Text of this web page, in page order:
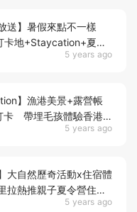
5 years ago
送】暑假來點不一樣
卡地+Staycation+夏令
5 years ago
】漁港美景+露營帳
卡 帶埋毛孩體驗香港
5 years ago
大自然歷奇活動x住宿體
熱推親子夏令營住宿